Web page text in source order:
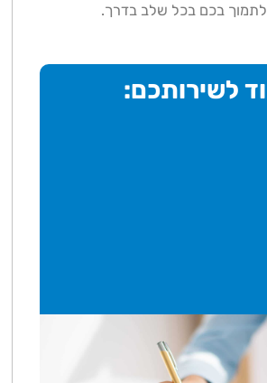
לתמוך בכם בכל שלב בדרך.
לשירותכם: